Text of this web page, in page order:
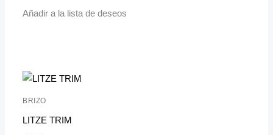
Añadir a la lista de deseos
BRIZO
LITZE TRIM